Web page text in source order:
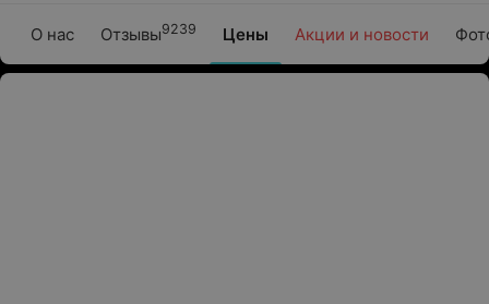
О нас Отзывы9239 Цены Акции и новости